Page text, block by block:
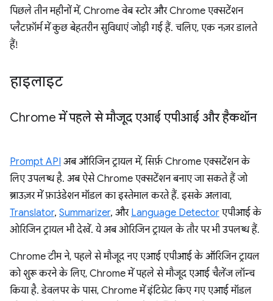
पिछले तीन महीनों में, Chrome वेब स्टोर और Chrome एक्सटेंशन
प्लैटफ़ॉर्म में कुछ बेहतरीन सुविधाएं जोड़ी गई हैं. चलिए, एक नज़र डालते
हैं!
हाइलाइट
Chrome में पहले से मौजूद एआई एपीआई और हैकथॉन
Prompt API अब ऑरिजिन ट्रायल में, सिर्फ़ Chrome एक्सटेंशन के
लिए उपलब्ध है. अब ऐसे Chrome एक्सटेंशन बनाए जा सकते हैं जो
ब्राउज़र में फ़ाउंडेशन मॉडल का इस्तेमाल करते हैं. इसके अलावा,
Translator, Summarizer, और Language Detector एपीआई के
ओरिजिन ट्रायल भी देखें. ये अब ओरिजिन ट्रायल के तौर पर भी उपलब्ध हैं.
Chrome टीम ने, पहले से मौजूद नए एआई एपीआई के ऑरिजिन ट्रायल
को शुरू करने के लिए, Chrome में पहले से मौजूद एआई चैलेंज लॉन्च
किया है. डेवलपर के पास, Chrome में इंटिग्रेट किए गए एआई मॉडल